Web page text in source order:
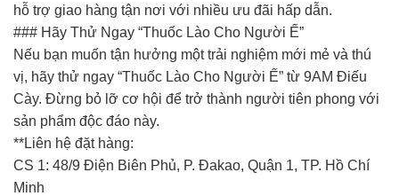
hỗ trợ giao hàng tận nơi với nhiều ưu đãi hấp dẫn.
### Hãy Thử Ngay “Thuốc Lào Cho Người Ế”
Nếu bạn muốn tận hưởng một trải nghiệm mới mẻ và thú
vị, hãy thử ngay “Thuốc Lào Cho Người Ế” từ 9AM Điếu
Cày. Đừng bỏ lỡ cơ hội để trở thành người tiên phong với
sản phẩm độc đáo này.
**Liên hệ đặt hàng:
CS 1: 48/9 Điện Biên Phủ, P. Đakao, Quận 1, TP. Hồ Chí
Minh